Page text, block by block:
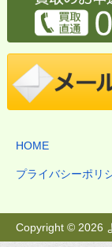
HOME
プライバシーポリ
Copyright © 2026